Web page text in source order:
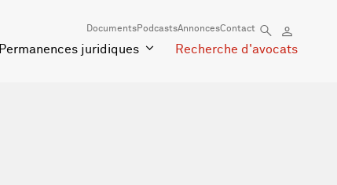
DocumentsPodcastsAnnoncesContact
Permanences juridiques Recherche d'avocats